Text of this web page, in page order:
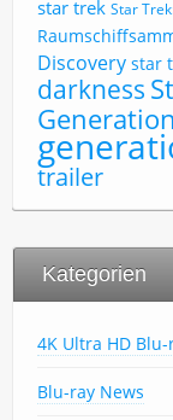
star trek Star
Discovery star
darkness
Generation
trailer
Kategorien
4K Ultra HD Blu-
Blu-ray News